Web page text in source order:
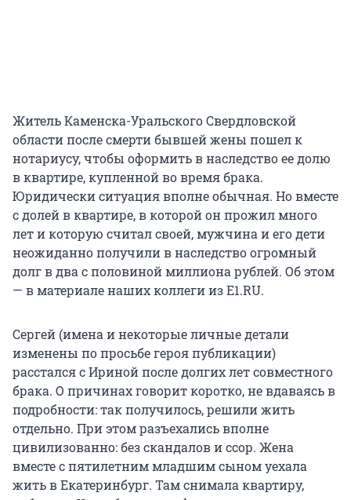
Житель Каменска-Уральского Свердловской
области после смерти бывшей жены пошел к
нотариусу, чтобы оформить в наследство ее долю
в квартире, купленной во время брака.
Юридически ситуация вполне обычная. Но вместе
с долей в квартире, в которой он прожил много
лет и которую считал своей, мужчина и его дети
неожиданно получили в наследство огромный
долг в два с половиной миллиона рублей. Об этом
— в материале наших коллеги из E1.RU.
Сергей (имена и некоторые личные детали
изменены по просьбе героя публикации)
расстался с Ириной после долгих лет совместного
брака. О причинах говорит коротко, не вдаваясь в
подробности: так получилось, решили жить
отдельно. При этом разъехались вполне
цивилизованно: без скандалов и ссор. Жена
вместе с пятилетним младшим сыном уехала
жить в Екатеринбург. Там снимала квартиру,